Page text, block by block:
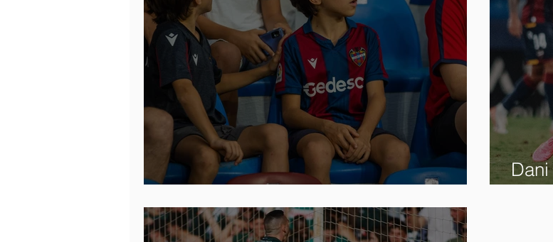
Cuanto antes mejor
Dani
y